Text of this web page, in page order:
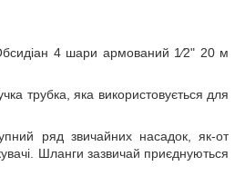
4 шари армований 1⁄2" 20 м
трубка, яка використовується для
ряд звичайних насадок, як-от
Шланги зазвичай приєднуються